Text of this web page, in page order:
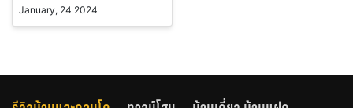
January, 24 2024